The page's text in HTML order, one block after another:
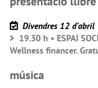
Divendres 12 d’abril
19.30 h • ESPAI
Wellness financer.
música